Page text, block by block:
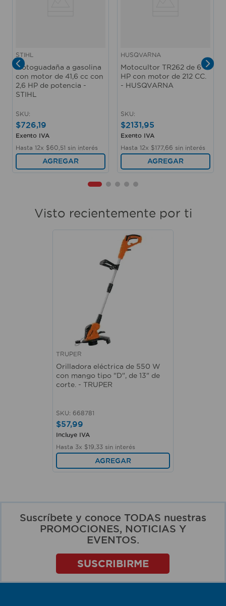
STIHL
Motoguadaña a gasolina
con motor de 41,6 cc con
2,6 HP de potencia -
STIHL
SKU:
$726,19
Exento IVA
Hasta 12x $60 51 sin interés
AGREGAR
HUSQVARNA
Motocultor TR262 de 6
HP con motor de 212 CC.
- HUSQVARNA
SKU:
$2131,95
Exento IVA
Hasta 12x $177, 66 sin interés
AGREGAR
Visto recientemente por ti
TRUPER
Orilladora eléctrica de 550 W
con mango tipo "D", de 13" de
corte. - TRUPER
SKU: 668781
$57,99
Incluye IVA
Hasta 3x $19 33 sin interés
AGREGAR
Suscríbete y conoce TODAS nuestras
PROMOCIONES, NOTICIAS Y
EVENTOS.
SUSCRIBIRME